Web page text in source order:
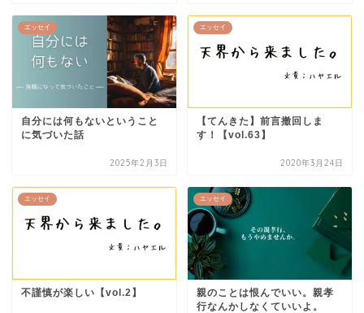
エッセイ
自分には何もないということ
に気づいた話
2025年2月3日
エッセイ
【てんきた】前言撤回しま
す！【vol.63】
2020年3月24日
エッセイ
不謹慎が楽しい【vol.2】
エッセイ
親のことは恨んでいい。親孝
行なんかしなくていいよ。